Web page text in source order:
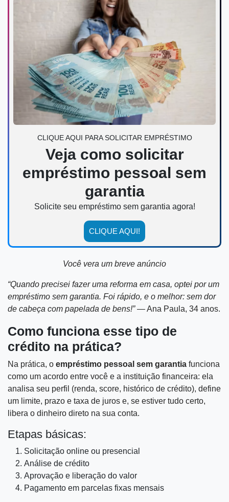
CLIQUE AQUI PARA SOLICITAR EMPRÉSTIMO
Veja como solicitar
empréstimo pessoal sem
garantia
Solicite seu empréstimo sem garantia agora!
CLIQUE AQUI!
Você vera um breve anúncio
“Quando precisei fazer uma reforma em casa, optei por um
empréstimo sem garantia. Foi rápido, e o melhor: sem dor
de cabeça com papelada de bens!”— Ana Paula, 34 anos.
Como funciona esse tipo de
crédito na prática?
Na prática, o empréstimo pessoal sem garantia funciona
como um acordo entre você e a instituição financeira: ela
analisa seu perfil (renda, score, histórico de crédito), define
um limite, prazo e taxa de juros e, se estiver tudo certo,
libera o dinheiro direto na sua conta.
Etapas básicas:
Solicitação online ou presencial
Análise de crédito
Aprovação e liberação do valor
Pagamento em parcelas fixas mensais